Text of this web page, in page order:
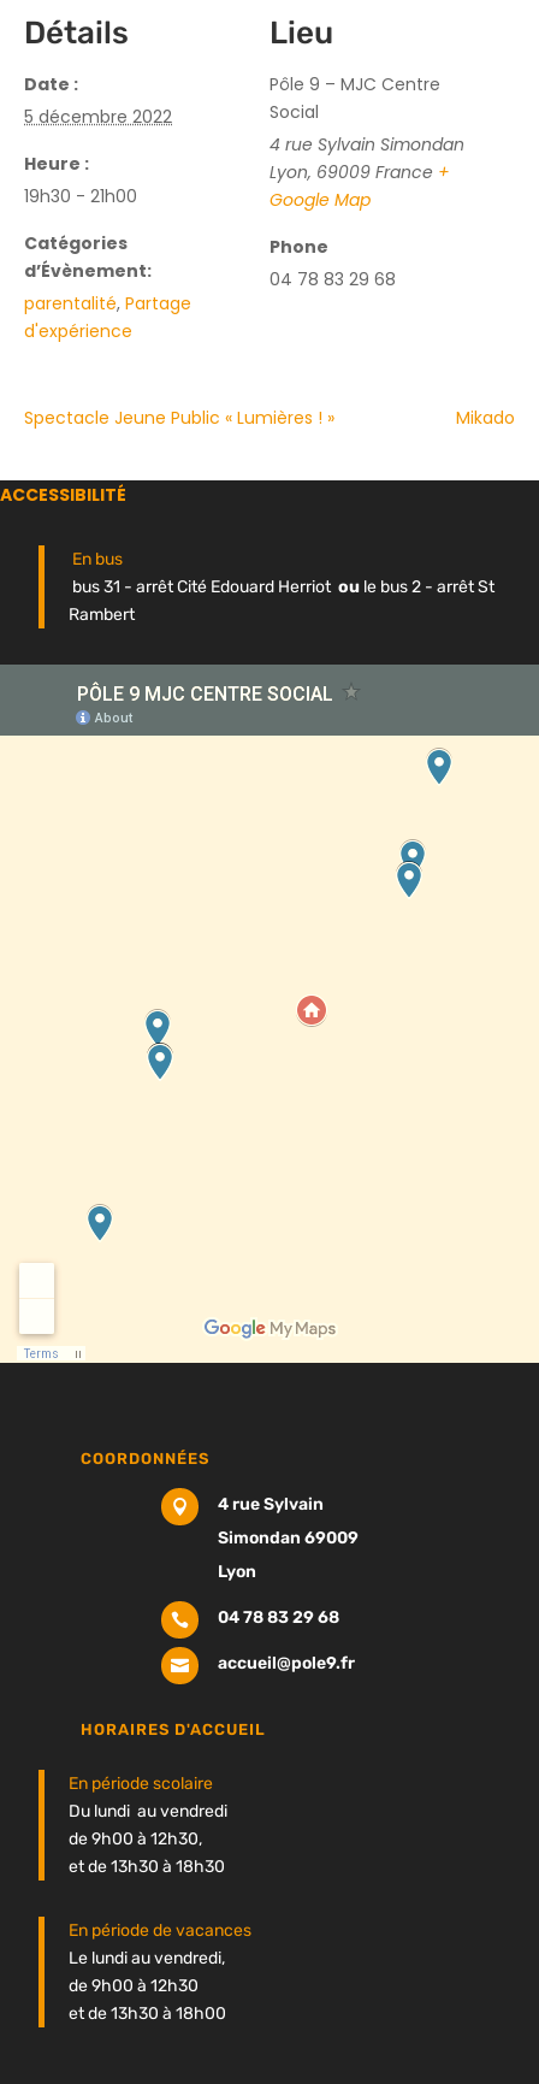
Détails
Date :
5 décembre 2022
Heure :
19h30 - 21h00
Catégories
d’Évènement:
parentalité, Partage
d'expérience
Lieu
Pôle 9 – MJC Centre
Social
4 rue Sylvain Simondan
Lyon, 69009 France +
Google Map
Phone
04 78 83 29 68
Spectacle Jeune Public « Lumières ! » Mikado
ACCESSIBILITÉ
En bus
bus 31 - arrêt Cité Edouard Herriot ou le bus 2 - arrêt St
Rambert
COORDONNÉES

4 rue Sylvain
Simondan 69009
Lyon
 04 78 83 29 68
 accueil@pole9.fr
HORAIRES D'ACCUEIL
En période scolaire
Du lundi au vendredi
de 9h00 à 12h30,
et de 13h30 à 18h30
En période de vacances
Le lundi au vendredi,
de 9h00 à 12h30
et de 13h30 à 18h00